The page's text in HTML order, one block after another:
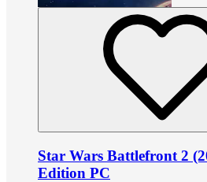
Star Wars Battlefront 2
Edition PC